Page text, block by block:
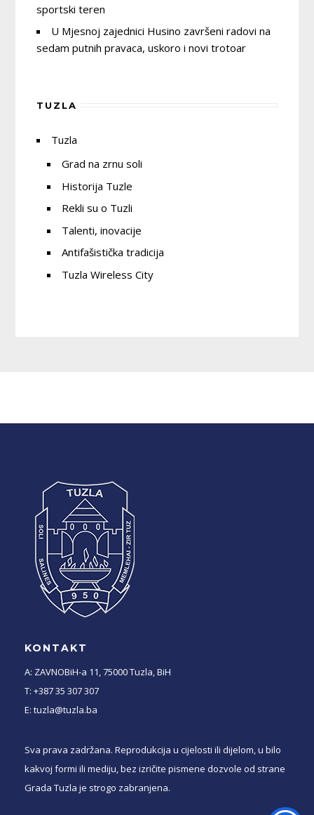
sportski teren
U Mjesnoj zajednici Husino završeni radovi na
sedam putnih pravaca, uskoro i novi trotoar
TUZLA
Tuzla
Grad na zrnu soli
Historija Tuzle
Rekli su o Tuzli
Talenti, inovacije
Antifašistička tradicija
Tuzla Wireless City
KONTAKT
A: ZAVNOBiH-a 11, 75000 Tuzla, BiH
T: +387 35 307 307
E: tuzla@tuzla.ba
Sva prava zadržana. Reprodukcija u cijelosti ili dijelom, u bilo
kakvoj formi ili mediju, bez izričite pismene dozvole od strane
Grada Tuzla je strogo zabranjena.